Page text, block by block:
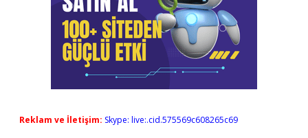
Reklam ve İletişim: Skype: live:.cid.575569c608265c69